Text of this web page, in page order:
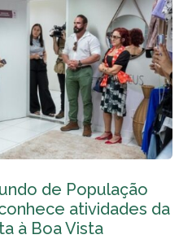
de População
atividades da
à Boa Vista